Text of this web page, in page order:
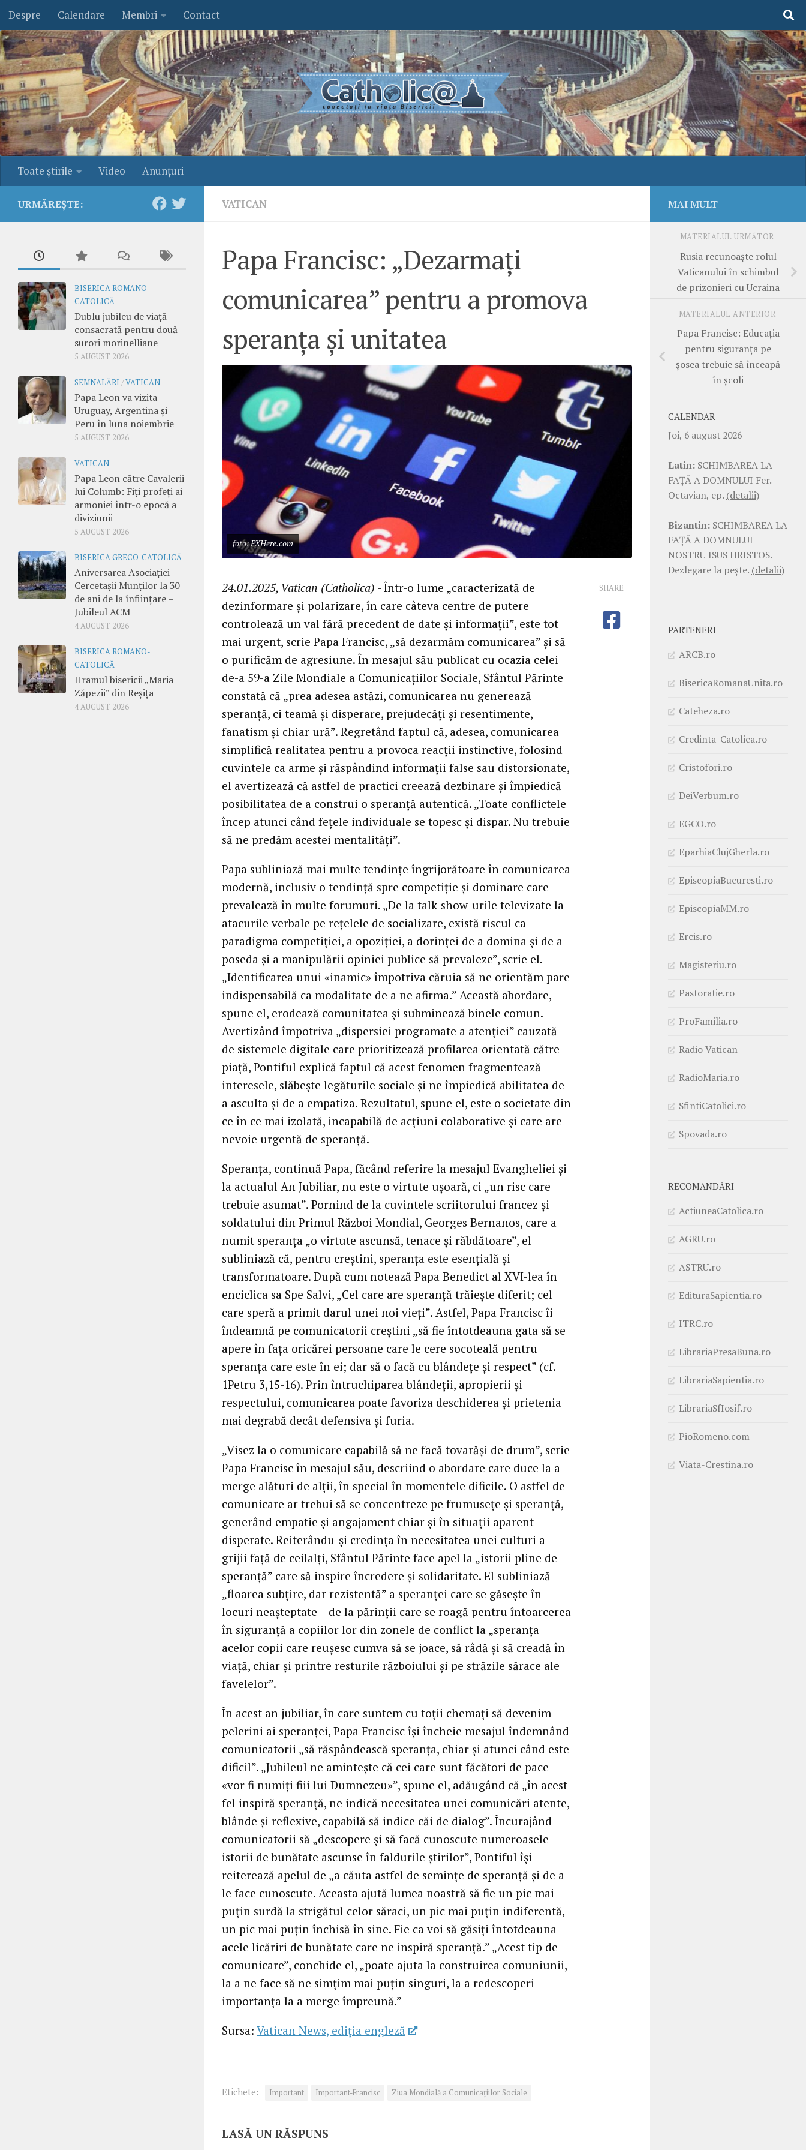
Skip to content
Despre Calendare Membri Contact
Toate ştirile Video Anunţuri
VATICAN
Papa Francisc: „Dezarmați
comunicarea” pentru a promova
speranța și unitatea
foto: PXHere.com
24.01.2025, Vatican (Catholica) - Într-o lume „caracterizată de
dezinformare și polarizare, în care câteva centre de putere
controlează un val fără precedent de date și informații”, este tot
mai urgent, scrie Papa Francisc, „să dezarmăm comunicarea” și să
o purificăm de agresiune. În mesajul său publicat cu ocazia celei
de-a 59-a Zile Mondiale a Comunicațiilor Sociale, Sfântul Părinte
constată că „prea adesea astăzi, comunicarea nu generează
speranță, ci teamă și disperare, prejudecăți și resentimente,
fanatism și chiar ură”. Regretând faptul că, adesea, comunicarea
simplifică realitatea pentru a provoca reacții instinctive, folosind
cuvintele ca arme și răspândind informații false sau distorsionate,
el avertizează că astfel de practici creează dezbinare și împiedică
posibilitatea de a construi o speranță autentică. „Toate conflictele
încep atunci când fețele individuale se topesc și dispar. Nu trebuie
să ne predăm acestei mentalități”.
Papa subliniază mai multe tendințe îngrijorătoare în comunicarea
modernă, inclusiv o tendință spre competiție și dominare care
prevalează în multe forumuri. „De la talk-show-urile televizate la
atacurile verbale pe rețelele de socializare, există riscul ca
paradigma competiției, a opoziției, a dorinței de a domina și de a
poseda și a manipulării opiniei publice să prevaleze”, scrie el.
„Identificarea unui «inamic» împotriva căruia să ne orientăm pare
indispensabilă ca modalitate de a ne afirma.” Această abordare,
spune el, erodează comunitatea și subminează binele comun.
Avertizând împotriva „dispersiei programate a atenției” cauzată
de sistemele digitale care prioritizează profilarea orientată către
piață, Pontiful explică faptul că acest fenomen fragmentează
interesele, slăbește legăturile sociale și ne împiedică abilitatea de
a asculta și de a empatiza. Rezultatul, spune el, este o societate din
ce în ce mai izolată, incapabilă de acțiuni colaborative și care are
nevoie urgentă de speranță.
Speranța, continuă Papa, făcând referire la mesajul Evangheliei și
la actualul An Jubiliar, nu este o virtute ușoară, ci „un risc care
trebuie asumat”. Pornind de la cuvintele scriitorului francez și
soldatului din Primul Război Mondial, Georges Bernanos, care a
numit speranța „o virtute ascunsă, tenace și răbdătoare”, el
subliniază că, pentru creștini, speranța este esențială și
transformatoare. După cum notează Papa Benedict al XVI-lea în
enciclica sa Spe Salvi, „Cel care are speranță trăiește diferit; cel
care speră a primit darul unei noi vieți”. Astfel, Papa Francisc îi
îndeamnă pe comunicatorii creștini „să fie întotdeauna gata să se
apere în fața oricărei persoane care le cere socoteală pentru
speranța care este în ei; dar să o facă cu blândețe și respect” (cf.
1Petru 3,15-16). Prin întruchiparea blândeții, apropierii și
respectului, comunicarea poate favoriza deschiderea și prietenia
mai degrabă decât defensiva și furia.
„Visez la o comunicare capabilă să ne facă tovarăși de drum”, scrie
Papa Francisc în mesajul său, descriind o abordare care duce la a
merge alături de alții, în special în momentele dificile. O astfel de
comunicare ar trebui să se concentreze pe frumusețe și speranță,
generând empatie și angajament chiar și în situații aparent
disperate. Reiterându-și credința în necesitatea unei culturi a
grijii față de ceilalți, Sfântul Părinte face apel la „istorii pline de
speranță” care să inspire încredere și solidaritate. El subliniază
„floarea subțire, dar rezistentă” a speranței care se găsește în
locuri neașteptate – de la părinții care se roagă pentru întoarcerea
în siguranță a copiilor lor din zonele de conflict la „speranța
acelor copii care reușesc cumva să se joace, să râdă și să creadă în
viață, chiar și printre resturile războiului și pe străzile sărace ale
favelelor”.
În acest an jubiliar, în care suntem cu toții chemați să devenim
pelerini ai speranței, Papa Francisc își încheie mesajul îndemnând
comunicatorii „să răspândească speranța, chiar și atunci când este
dificil”. „Jubileul ne amintește că cei care sunt făcători de pace
«vor fi numiți fiii lui Dumnezeu»”, spune el, adăugând că „în acest
fel inspiră speranță, ne indică necesitatea unei comunicări atente,
blânde și reflexive, capabilă să indice căi de dialog”. Încurajând
comunicatorii să „descopere și să facă cunoscute numeroasele
istorii de bunătate ascunse în faldurile știrilor”, Pontiful își
reiterează apelul de „a căuta astfel de semințe de speranță și de a
le face cunoscute. Aceasta ajută lumea noastră să fie un pic mai
puțin surdă la strigătul celor săraci, un pic mai puțin indiferentă,
un pic mai puțin închisă în sine. Fie ca voi să găsiți întotdeauna
acele licăriri de bunătate care ne inspiră speranță.” „Acest tip de
comunicare”, conchide el, „poate ajuta la construirea comuniunii,
la a ne face să ne simțim mai puțin singuri, la a redescoperi
importanța la a merge împreună.”
Sursa: Vatican News, ediția engleză
SHARE
Etichete: Important Important-Francisc Ziua Mondială a Comunicaţiilor Sociale
LASĂ UN RĂSPUNS
URMĂREȘTE:
BISERICA ROMANO-
CATOLICĂ
Dublu jubileu de viață
consacrată pentru două
surori morinelliane
5 AUGUST 2026
SEMNALĂRI /VATICAN
Papa Leon va vizita
Uruguay, Argentina și
Peru în luna noiembrie
5 AUGUST 2026
VATICAN
Papa Leon către Cavalerii
lui Columb: Fiți profeți ai
armoniei într-o epocă a
diviziunii
5 AUGUST 2026
BISERICA GRECO-CATOLICĂ
Aniversarea Asociației
Cercetașii Munților la 30
de ani de la înființare –
Jubileul ACM
4 AUGUST 2026
BISERICA ROMANO-
CATOLICĂ
Hramul bisericii „Maria
Zăpezii” din Reșița
4 AUGUST 2026
MAI MULT
MATERIALUL URMĂTOR
Rusia recunoaște rolul
Vaticanului în schimbul
de prizonieri cu Ucraina
MATERIALUL ANTERIOR
Papa Francisc: Educația
pentru siguranța pe
șosea trebuie să înceapă
în școli
CALENDAR
Joi, 6 august 2026
Latin: SCHIMBAREA LA
FAŢĂ A DOMNULUI Fer.
Octavian, ep. (detalii)
Bizantin: SCHIMBAREA LA
FAŢĂ A DOMNULUI
NOSTRU ISUS HRISTOS.
Dezlegare la pește. (detalii)
PARTENERI
ARCB.ro
BisericaRomanaUnita.ro
Cateheza.ro
Credinta-Catolica.ro
Cristofori.ro
DeiVerbum.ro
EGCO.ro
EparhiaClujGherla.ro
EpiscopiaBucuresti.ro
EpiscopiaMM.ro
Ercis.ro
Magisteriu.ro
Pastoratie.ro
ProFamilia.ro
Radio Vatican
RadioMaria.ro
SfintiCatolici.ro
Spovada.ro
RECOMANDĂRI
ActiuneaCatolica.ro
AGRU.ro
ASTRU.ro
EdituraSapientia.ro
ITRC.ro
LibrariaPresaBuna.ro
LibrariaSapientia.ro
LibrariaSfIosif.ro
PioRomeno.com
Viata-Crestina.ro